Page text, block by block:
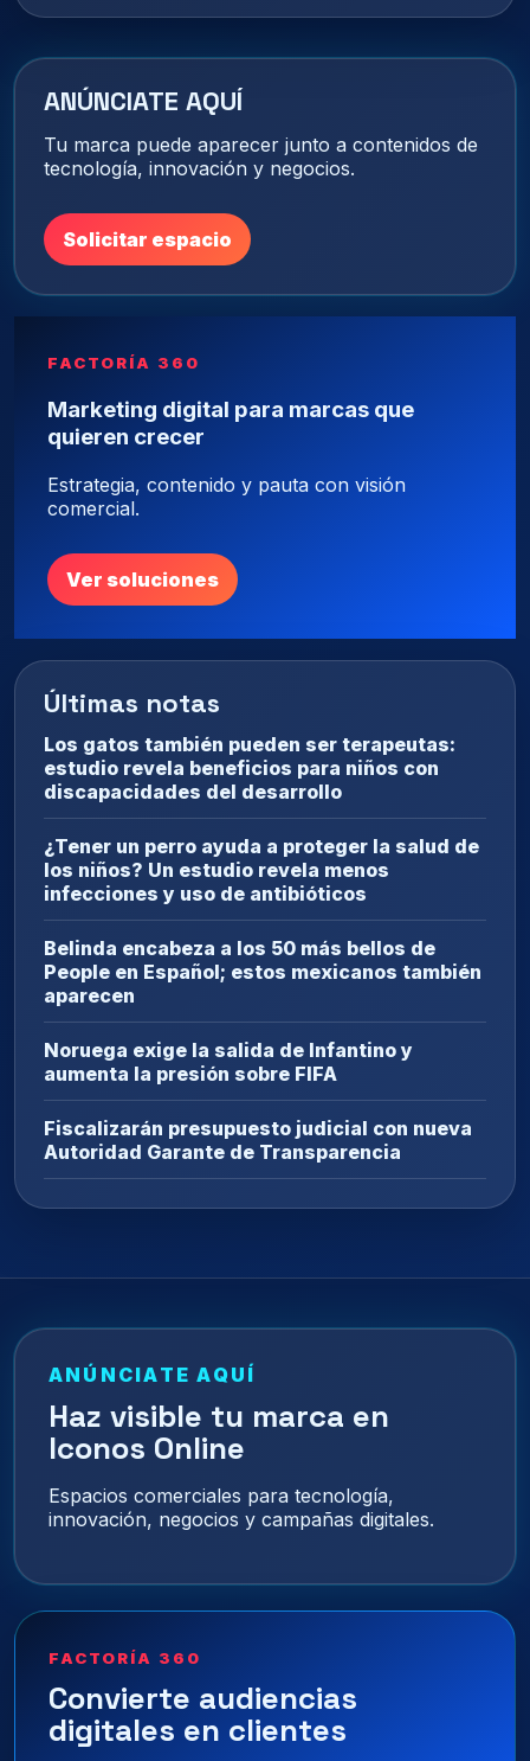
ANÚNCIATE AQUÍ
Tu marca puede aparecer junto a contenidos de
tecnología, innovación y negocios.
Solicitar espacio
FACTORÍA 360
Marketing digital para marcas que
quieren crecer
Estrategia, contenido y pauta con visión
comercial.
Ver soluciones
Últimas notas
Los gatos también pueden ser terapeutas:
estudio revela beneficios para niños con
discapacidades del desarrollo
¿Tener un perro ayuda a proteger la salud de
los niños? Un estudio revela menos
infecciones y uso de antibióticos
Belinda encabeza a los 50 más bellos de
People en Español; estos mexicanos también
aparecen
Noruega exige la salida de Infantino y
aumenta la presión sobre FIFA
Fiscalizarán presupuesto judicial con nueva
Autoridad Garante de Transparencia
ANÚNCIATE AQUÍ
Haz visible tu marca en
Iconos Online
Espacios comerciales para tecnología,
innovación, negocios y campañas digitales.
FACTORÍA 360
Convierte audiencias
digitales en clientes